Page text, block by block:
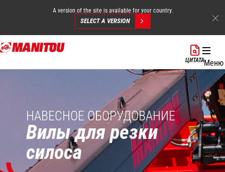
Перейти
к
A version of the site is available for your country.
SELECT A VERSION
ЦИТАТАМеню
НАВЕСНОЕ ОБОРУДОВАНИЕ
Вилы для резки
силоса